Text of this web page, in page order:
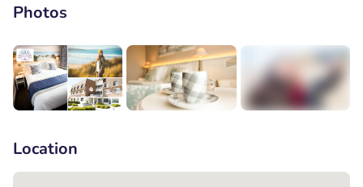
Photos
Location